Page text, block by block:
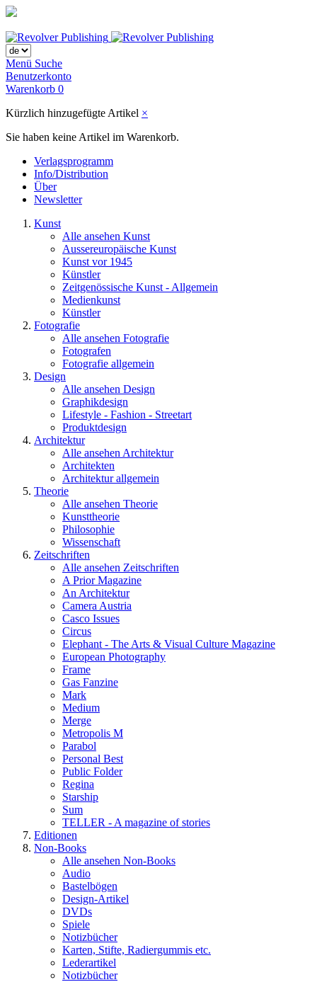
Menü Suche
Benutzerkonto
Warenkorb 0
Kürzlich hinzugefügte Artikel ×
Sie haben keine Artikel im Warenkorb.
Verlagsprogramm
Info/Distribution
Über
Newsletter
Kunst
Alle ansehen Kunst
Aussereuropäische Kunst
Kunst vor 1945
Künstler
Zeitgenössische Kunst - Allgemein
Medienkunst
Künstler
Fotografie
Alle ansehen Fotografie
Fotografen
Fotografie allgemein
Design
Alle ansehen Design
Graphikdesign
Lifestyle - Fashion - Streetart
Produktdesign
Architektur
Alle ansehen Architektur
Architekten
Architektur allgemein
Theorie
Alle ansehen Theorie
Kunsttheorie
Philosophie
Wissenschaft
Zeitschriften
Alle ansehen Zeitschriften
A Prior Magazine
An Architektur
Camera Austria
Casco Issues
Circus
Elephant - The Arts & Visual Culture Magazine
European Photography
Frame
Gas Fanzine
Mark
Medium
Merge
Metropolis M
Parabol
Personal Best
Public Folder
Regina
Starship
Sum
TELLER - A magazine of stories
Editionen
Non-Books
Alle ansehen Non-Books
Audio
Bastelbögen
Design-Artikel
DVDs
Spiele
Notizbücher
Karten, Stifte, Radiergummis etc.
Lederartikel
Notizbücher